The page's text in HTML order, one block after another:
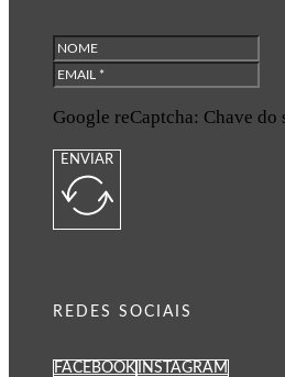
Google reCaptcha: Chave
ENVIAR
REDES SOCIAIS
FACEBOOK INSTAGRAM